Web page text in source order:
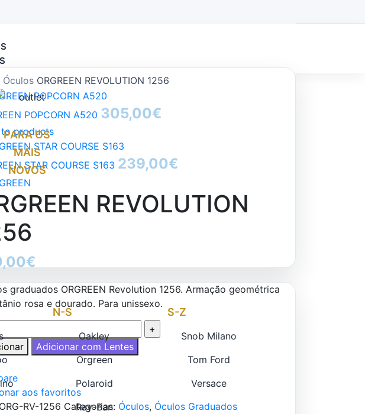
PARA OS
MAIS
NOVOS
N-S
Oakley
Orgreen
Polaroid
Ray-Ban
S-Z
Snob Milano
Tom Ford
Versace
Óculos ORGREEN REVOLUTION 1256
POPCORN A520 305,00€
to products
STAR COURSE S163 239,00€
REVOLUTION
€
graduados ORGREEN Revolution 1256. Armação geométrica
rosa e dourado. Para unissexo.
Adicionar com Lentes
aos favoritos
ORG-RV-1256 Categorias: Óculos, Óculos Graduados